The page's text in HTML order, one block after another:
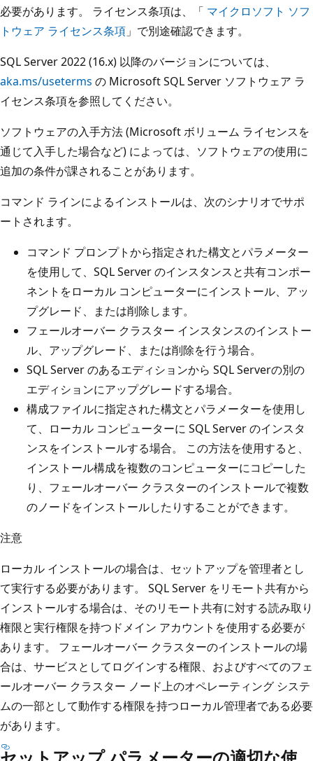
必要があります。 ライセンス条項は、「 マイクロソフト ソフ
トウェア ライセンス条項 」で別途確認できます。
SQL Server 2022 (16.x) 以降のバージョンについては、
aka.ms/useterms の Microsoft SQL Server ソフトウェア ラ
イセンス条項を参照してください。
ソフトウェアの入手方法 (Microsoft ボリューム ライセンスを
通じて入手した場合など) によっては、ソフトウェアの使用に
追加の条件が課されることがあります。
コマンド ラインによるインストールは、次のシナリオでサポ
ートされます。
コマンド プロンプトから指定された構文とパラメーター
を使用して、SQL Server のインスタンスと共有コンポー
ネントをローカル コンピューターにインストール、アッ
プグレード、または削除します。
フェールオーバー クラスター インスタンスのインストー
ル、アップグレード、または削除を行う場合。
SQL Server のあるエディションから SQL Serverの別の
エディションにアップグレードする場合。
構成ファイルに指定された構文とパラメーターを使用し
て、ローカル コンピューターに SQL Server のインスタ
ンスをインストールする場合。 この方法を使用すると、
インストール構成を複数のコンピューターにコピーした
り、フェールオーバー クラスターのインストールで複数
のノードをインストールしたりすることができます。
注意
ローカル インストールの場合は、セットアップを管理者とし
て実行する必要があります。 SQL Server をリモート共有から
インストールする場合は、そのリモート共有に対する読み取り
権限と実行権限を持つドメイン アカウントを使用する必要が
あります。 フェールオーバー クラスターのインストールの場
合は、サービスとしてログインする権限、およびすべてのフェ
ールオーバー クラスター ノード上のオペレーティング システ
ムの一部として動作する権限を持つローカル管理者である必要
があります。